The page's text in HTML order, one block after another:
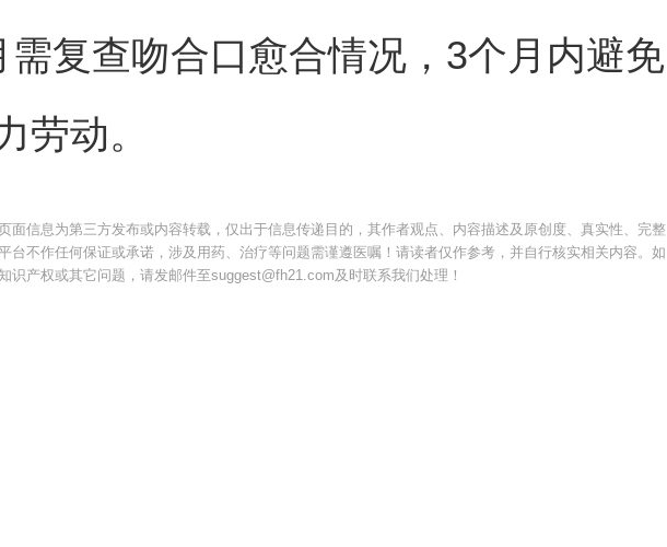
需复查吻合口愈合情况，3个月内避免
劳动。
面信息为第三方发布或内容转载，仅出于信息传递目的，其作者观点、内容描述及原创度、真实性、完整
台不作任何保证或承诺，涉及用药、治疗等问题需谨遵医嘱！请读者仅作参考，并自行核实相关内容。如
识产权或其它问题，请发邮件至suggest@fh21.com及时联系我们处理！